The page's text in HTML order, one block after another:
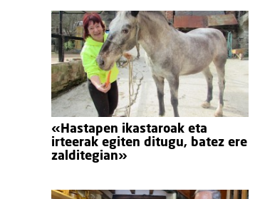
«Hastapen ikastaroak eta
irteerak egiten ditugu, batez ere
zalditegian»